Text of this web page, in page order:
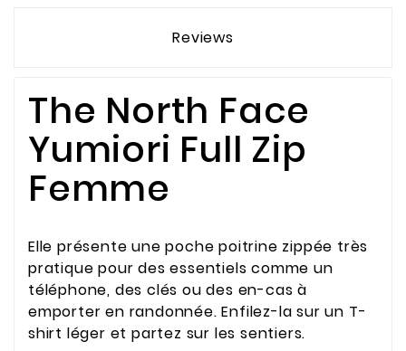
Reviews
The North Face
Yumiori Full Zip
Femme
Elle présente une poche poitrine zippée très
pratique pour des essentiels comme un
téléphone, des clés ou des en-cas à
emporter en randonnée. Enfilez-la sur un T-
shirt léger et partez sur les sentiers.